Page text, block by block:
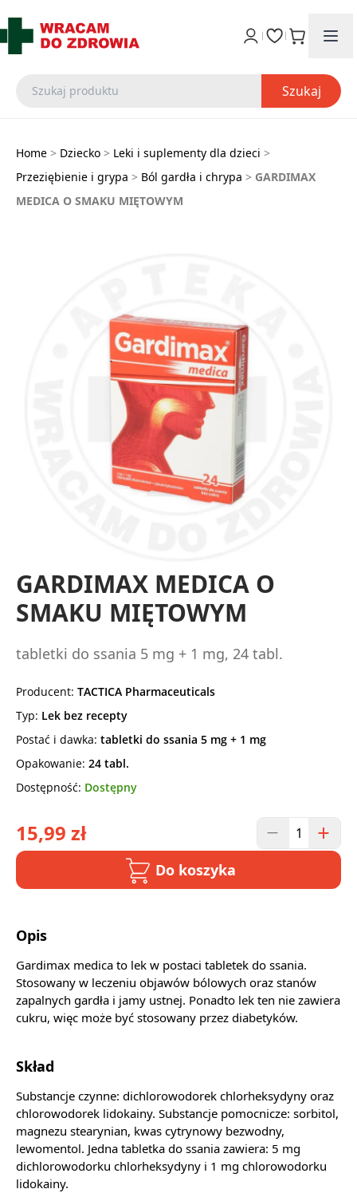
Szukaj
Home > Dziecko > Leki i suplementy dla dzieci >
Przeziębienie i grypa > Ból gardła i chrypa > GARDIMAX
MEDICA O SMAKU MIĘTOWYM
GARDIMAX MEDICA O
SMAKU MIĘTOWYM
tabletki do ssania 5 mg + 1 mg, 24 tabl.
Producent: TACTICA Pharmaceuticals
Typ: Lek bez recepty
Postać i dawka: tabletki do ssania 5 mg + 1 mg
Opakowanie: 24 tabl.
Dostępność: Dostępny
15,99 zł
Do koszyka
Opis
Gardimax medica to lek w postaci tabletek do ssania.
Stosowany w leczeniu objawów bólowych oraz stanów
zapalnych gardła i jamy ustnej. Ponadto lek ten nie zawiera
cukru, więc może być stosowany przez diabetyków.
Skład
Substancje czynne: dichlorowodorek chlorheksydyny oraz
chlorowodorek lidokainy. Substancje pomocnicze: sorbitol,
magnezu stearynian, kwas cytrynowy bezwodny,
lewomentol. Jedna tabletka do ssania zawiera: 5 mg
dichlorowodorku chlorheksydyny i 1 mg chlorowodorku
lidokainy.